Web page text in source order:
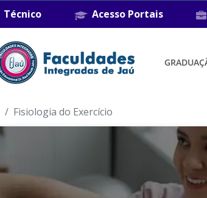
Técnico Acesso Portais
Fisiologia do Exercício